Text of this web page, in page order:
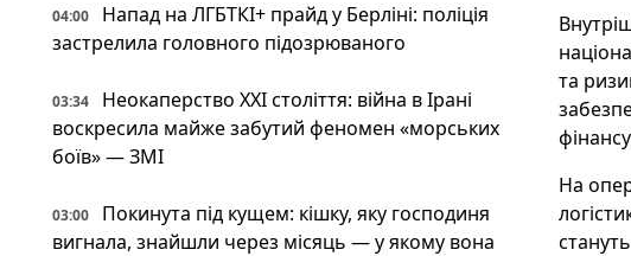
04:00
Напад на ЛГБТКІ+ прайд у Берліні: поліція
застрелила головного підозрюваного
03:34
Неокаперство XXI століття: війна в Ірані
воскресила майже забутий феномен «морських
боїв» — ЗМІ
03:00
Покинута під кущем: кішку, яку господиня
вигнала, знайшли через місяць — у якому вона
та
На